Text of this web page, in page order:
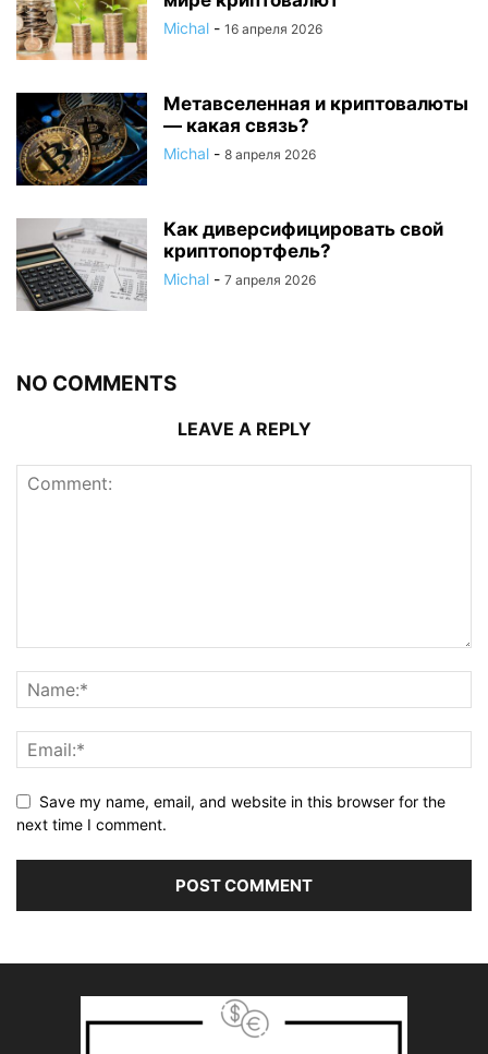
Michal - 16 апреля 2026
Метавселенная и криптовалюты
— какая связь?
Michal - 8 апреля 2026
Как диверсифицировать свой
криптопортфель?
Michal - 7 апреля 2026
NO COMMENTS
LEAVE A REPLY
Save my name, email, and website in this browser for the
next time I comment.